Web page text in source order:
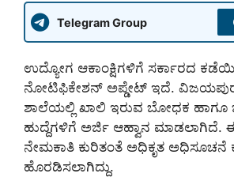
Telegram Group
ಉದ್ಯೋಗ ಆಕಾಂಕ್ಷಿಗಳಿಗೆ ಸರ್ಕಾರದ
ನೋಟಿಫಿಕೇಶನ್ ಅಪ್ಡೇಟ್ ಇದೆ.
ಶಾಲೆಯಲ್ಲಿ ಖಾಲಿ ಇರುವ ಬೋಧಕ ಹಾಗೂ
ಹುದ್ದೆಗಳಿಗೆ ಅರ್ಜಿ ಆಹ್ವಾನ ಮಾಡಲಾಗಿದೆ.
ನೇಮಕಾತಿ ಕುರಿತಂತೆ ಅಧಿಕೃತ ಅಧಿಸೂಚನೆ
ಹೊರಡಿಸಲಾಗಿದ್ದು.